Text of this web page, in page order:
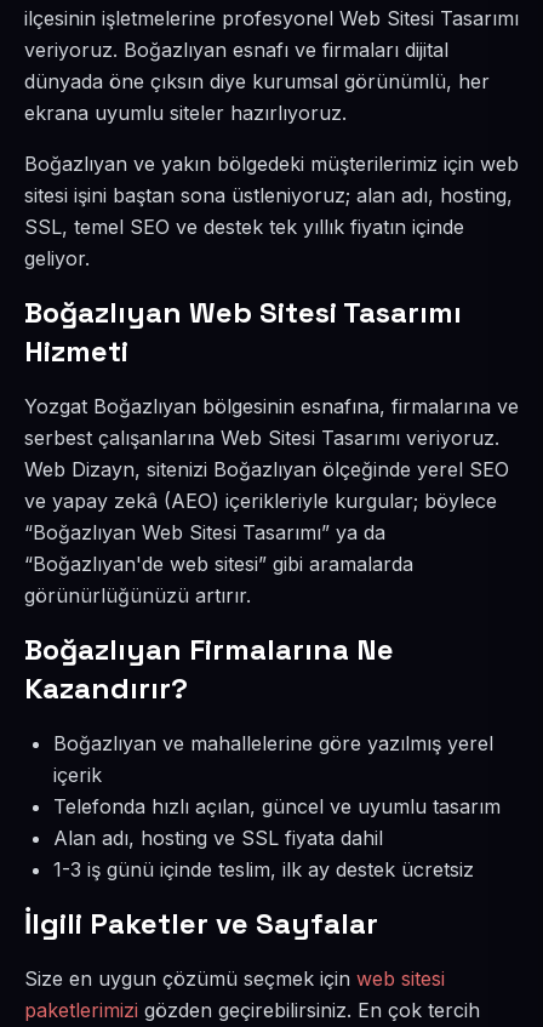
ilçesinin işletmelerine profesyonel Web Sitesi Tasarımı
veriyoruz. Boğazlıyan esnafı ve firmaları dijital
dünyada öne çıksın diye kurumsal görünümlü, her
ekrana uyumlu siteler hazırlıyoruz.
Boğazlıyan ve yakın bölgedeki müşterilerimiz için web
sitesi işini baştan sona üstleniyoruz; alan adı, hosting,
SSL, temel SEO ve destek tek yıllık fiyatın içinde
geliyor.
Boğazlıyan Web Sitesi Tasarımı
Hizmeti
Yozgat Boğazlıyan bölgesinin esnafına, firmalarına ve
serbest çalışanlarına Web Sitesi Tasarımı veriyoruz.
Web Dizayn, sitenizi Boğazlıyan ölçeğinde yerel SEO
ve yapay zekâ (AEO) içerikleriyle kurgular; böylece
“Boğazlıyan Web Sitesi Tasarımı” ya da
“Boğazlıyan'de web sitesi” gibi aramalarda
görünürlüğünüzü artırır.
Boğazlıyan Firmalarına Ne
Kazandırır?
Boğazlıyan ve mahallelerine göre yazılmış yerel
içerik
Telefonda hızlı açılan, güncel ve uyumlu tasarım
Alan adı, hosting ve SSL fiyata dahil
1-3 iş günü içinde teslim, ilk ay destek ücretsiz
İlgili Paketler ve Sayfalar
Size en uygun çözümü seçmek için web sitesi
paketlerimizi gözden geçirebilirsiniz. En çok tercih